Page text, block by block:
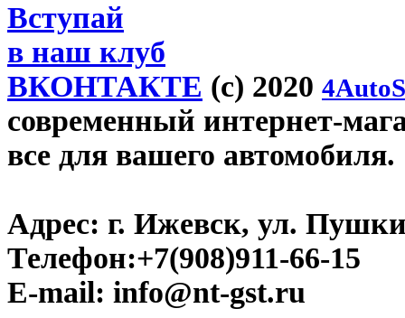
Вступай
в наш клуб
ВКОНТАКТЕ (c) 2020
современный интернет-
все для вашего автомобиля.
Адрес: г. Ижевск, ул.
Телефон:+7(908)911-66-15
E-mail: info@nt-gst.ru